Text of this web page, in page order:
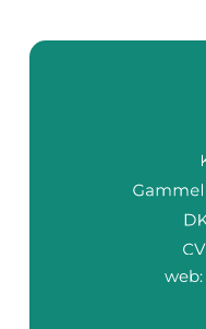
web: